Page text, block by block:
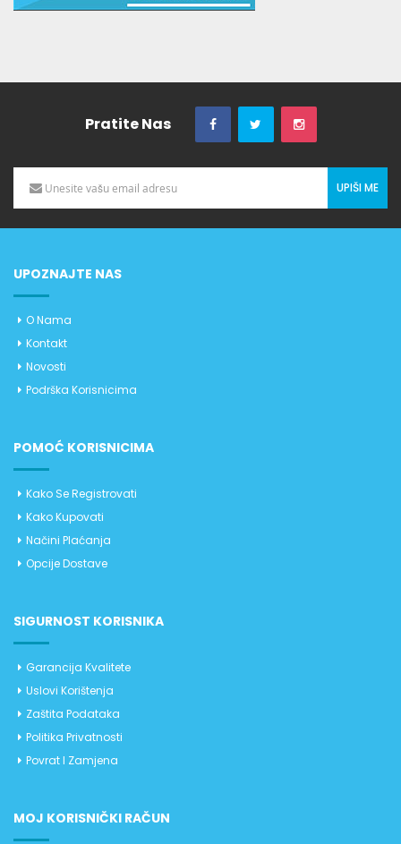
Pratite Nas
UPIŠI ME
UPOZNAJTE NAS
O Nama
Kontakt
Novosti
Podrška Korisnicima
POMOĆ KORISNICIMA
Kako Se Registrovati
Kako Kupovati
Načini Plaćanja
Opcije Dostave
SIGURNOST KORISNIKA
Garancija Kvalitete
Uslovi Korištenja
Zaštita Podataka
Politika Privatnosti
Povrat I Zamjena
MOJ KORISNIČKI RAČUN